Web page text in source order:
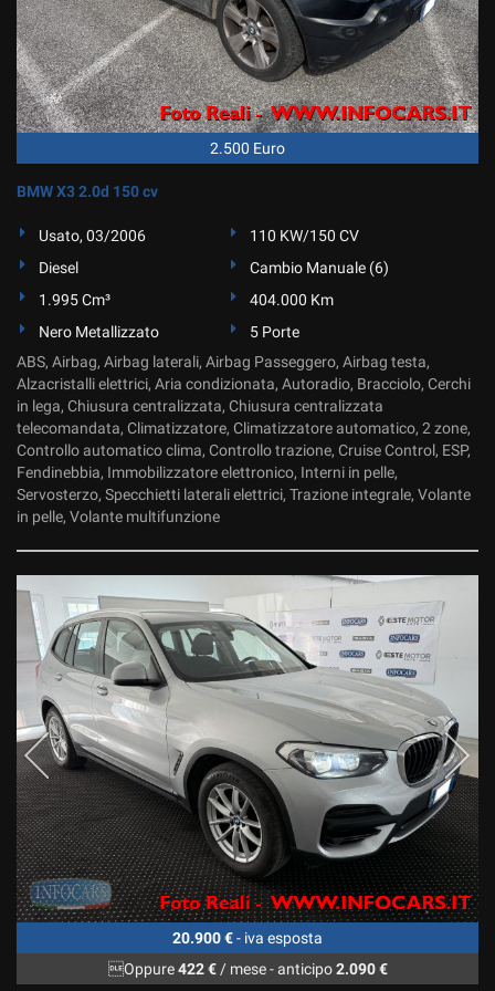
2.500 Euro
BMW X3 2.0d 150 cv
Usato, 03/2006
110 KW/150 CV
Diesel
Cambio Manuale (6)
1.995 Cm³
404.000 Km
Nero Metallizzato
5 Porte
ABS, Airbag, Airbag laterali, Airbag Passeggero, Airbag testa,
Alzacristalli elettrici, Aria condizionata, Autoradio, Bracciolo, Cerchi
in lega, Chiusura centralizzata, Chiusura centralizzata
telecomandata, Climatizzatore, Climatizzatore automatico, 2 zone,
Controllo automatico clima, Controllo trazione, Cruise Control, ESP,
Fendinebbia, Immobilizzatore elettronico, Interni in pelle,
Servosterzo, Specchietti laterali elettrici, Trazione integrale, Volante
in pelle, Volante multifunzione
20.900 €- iva esposta
Oppure422 €/ mese-anticipo2.090 €
Cookie necessari
Cookie delle preferenze
Cookie di marketing
la
cookie
policy
Salva
impostazioni